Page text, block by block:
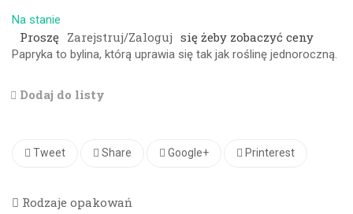
Na stanie
Proszę Zarejstruj/Zaloguj się żeby zobaczyć ceny
Papryka to bylina, którą uprawia się tak jak roślinę jednoroczną.
Dodaj do listy
Tweet Share Google+ Printerest
Rodzaje opakowań